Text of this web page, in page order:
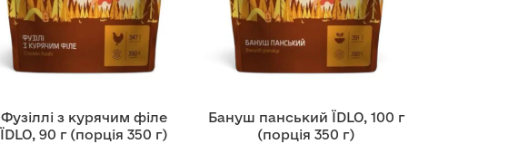
Фузіллі з курячим філе
ЇDLO, 90 г (порція 350 г)
Бануш панський ЇDLO, 100 г
(порція 350 г)